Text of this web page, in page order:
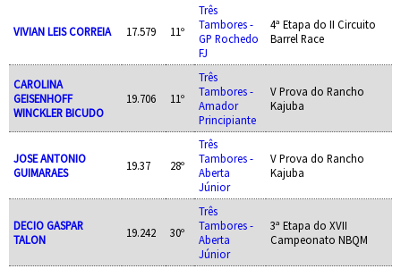
VIVIAN LEIS CORREIA 17.579 11º
Três
Tambores -
GP Rochedo
FJ
4ª Etapa do II Circuito
Barrel Race
CAROLINA
GEISENHOFF
WINCKLER BICUDO
19.706 11º
Três
Tambores -
Amador
Principiante
V Prova do Rancho
Kajuba
JOSE ANTONIO
GUIMARAES
19.37 28º
Três
Tambores -
Aberta
Júnior
V Prova do Rancho
Kajuba
DECIO GASPAR
TALON
19.242 30º
Três
Tambores -
Aberta
Júnior
3ª Etapa do XVII
Campeonato NBQM